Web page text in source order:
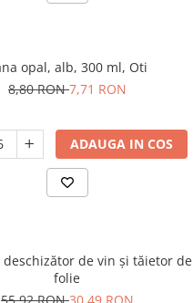
opal, alb, 300 ml, Oti
8,80 RON7,71 RON
ADAUGA IN COS
de vin și tăietor de
folie